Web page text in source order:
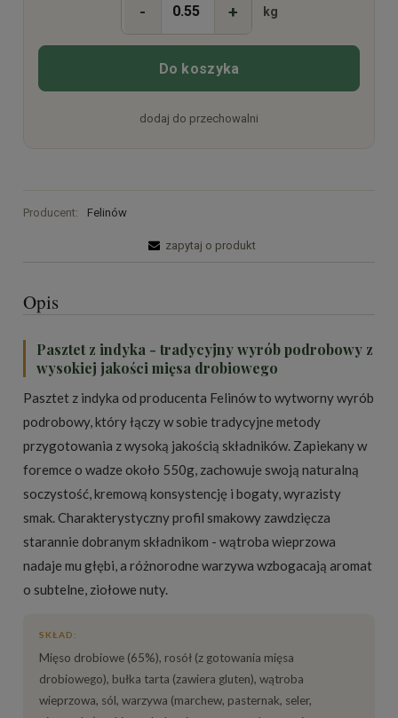
- + kg
Do koszyka
dodaj do przechowalni
Producent: Felinów
zapytaj o produkt
Opis
Pasztet z indyka - tradycyjny wyrób podrobowy z
wysokiej jakości mięsa drobiowego
Pasztet z indyka od producenta Felinów to wytworny wyrób
podrobowy, który łączy w sobie tradycyjne metody
przygotowania z wysoką jakością składników. Zapiekany w
foremce o wadze około 550g, zachowuje swoją naturalną
soczystość, kremową konsystencję i bogaty, wyrazisty
smak. Charakterystyczny profil smakowy zawdzięcza
starannie dobranym składnikom - wątroba wieprzowa
nadaje mu głębi, a różnorodne warzywa wzbogacają aromat
o subtelne, ziołowe nuty.
SKŁAD:
Mięso drobiowe (65%), rosół (z gotowania mięsa
drobiowego), bułka tarta (zawiera gluten), wątroba
wieprzowa, sól, warzywa (marchew, pasternak, seler,